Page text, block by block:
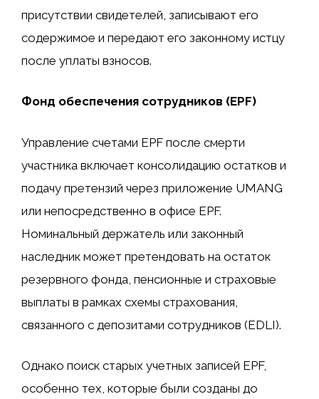
присутствии свидетелей, записывают его
содержимое и передают его законному истцу
после уплаты взносов.
Фонд обеспечения сотрудников (EPF)
Управление счетами EPF после смерти
участника включает консолидацию остатков и
подачу претензий через приложение UMANG
или непосредственно в офисе EPF.
Номинальный держатель или законный
наследник может претендовать на остаток
резервного фонда, пенсионные и страховые
выплаты в рамках схемы страхования,
связанного с депозитами сотрудников (EDLI).
Однако поиск старых учетных записей EPF,
особенно тех, которые были созданы до